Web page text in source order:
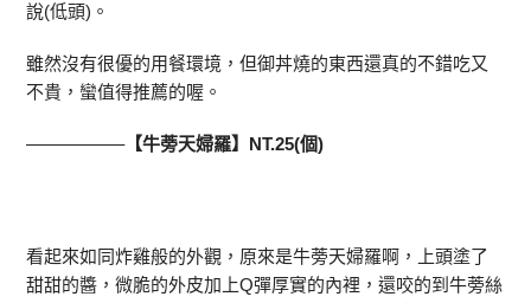
說(低頭)。
雖然沒有很優的用餐環境，但御丼燒的東西還真的不錯吃又
不貴，蠻值得推薦的喔。
—————–【牛蒡天婦羅】NT.25(個)
看起來如同炸雞般的外觀，原來是牛蒡天婦羅啊，上頭塗了
甜甜的醬，微脆的外皮加上Q彈厚實的內裡，還咬的到牛蒡絲